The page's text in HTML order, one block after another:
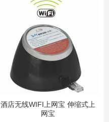
酒店无线WIFI上网宝 伸缩式上
网宝